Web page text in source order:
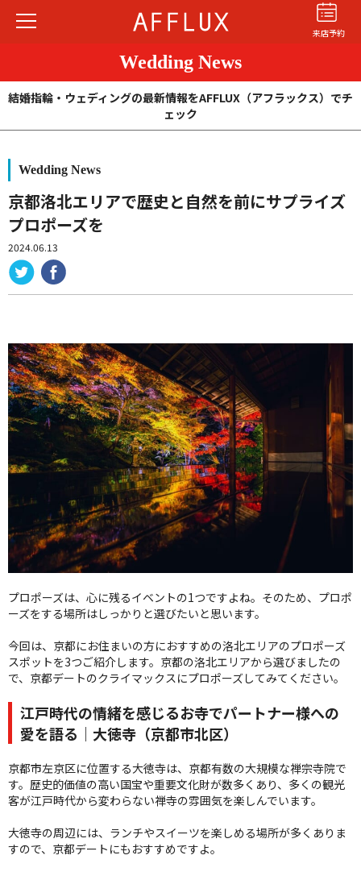
来店予約
セットリング
商品カテゴリ
ショップ
AFFLUXについて
ゆびわ言葉®
クオリティ
AFFLUXダイヤモンド
サービス
お役立ち記事
フェア・ニュース
ブログ・お客様の声
カタログ請求
06-7777-7370
お問い合わせ|プライバシーポリシー
Wedding News
結婚指輪・ウェディングの最新情報をAFFLUX（アフラックス）でチ
ェック
Wedding News
京都洛北エリアで歴史と自然を前にサプライズ
プロポーズを
2024.06.13
プロポーズは、心に残るイベントの1つですよね。そのため、プロポ
ーズをする場所はしっかりと選びたいと思います。
今回は、京都にお住まいの方におすすめの洛北エリアのプロポーズ
スポットを3つご紹介します。京都の洛北エリアから選びましたの
で、京都デートのクライマックスにプロポーズしてみてください。
江戸時代の情緒を感じるお寺でパートナー様への
愛を語る｜大徳寺（京都市北区）
京都市左京区に位置する大徳寺は、京都有数の大規模な禅宗寺院で
す。歴史的価値の高い国宝や重要文化財が数多くあり、多くの観光
客が江戸時代から変わらない禅寺の雰囲気を楽しんでいます。
大徳寺の周辺には、ランチやスイーツを楽しめる場所が多くありま
すので、京都デートにもおすすめですよ。